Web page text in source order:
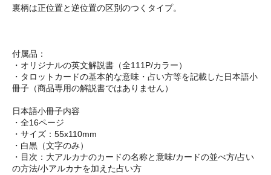
裏柄は正位置と逆位置の区別のつくタイプ。
付属品：
・オリジナルの英文解説書（全111P/カラー）
・タロットカードの基本的な意味・占い方等を記載した日本語小
冊子（商品専用の解説書ではありません）
日本語小冊子内容
・全16ページ
・サイズ：55x110mm
・白黒（文字のみ）
・目次：大アルカナのカードの名称と意味/カードの並べ方/占い
の方法/小アルカナを加えた占い方